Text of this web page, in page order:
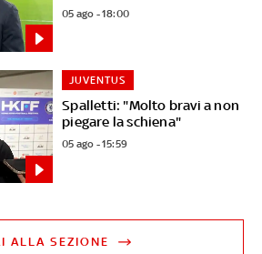
05 ago - 18:00
Spalletti: "Molto bravi a non
piegare la schiena"
JUVENTUS
05 ago - 15:59
ALLA SEZIONE